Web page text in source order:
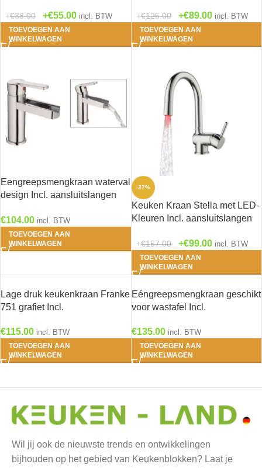
€83.00 €55.00 incl. BTW
TOEVOEGEN AAN
WINKELWAGEN
€125.00 €89.00 incl. BTW
TOEVOEGEN AAN
WINKELWAGEN
Eengreepsmengkraan waterval
design Incl. aansluitslangen
€104.00 incl. BTW
TOEVOEGEN AAN
WINKELWAGEN
-37%
Keuken Kraan Stella met LED-
Kleuren Incl. aansluitslangen
€157.00 €99.00 incl. BTW
TOEVOEGEN AAN
WINKELWAGEN
Lage druk keukenkraan Franke
751 grafiet Incl.
€115.00 incl. BTW
TOEVOEGEN AAN
WINKELWAGEN
Eéngreepsmengkraan geschikt
voor wastafel Incl.
€135.00 incl. BTW
TOEVOEGEN AAN
WINKELWAGEN
Wil jij ook de nieuwste trends en ontwikkelingen
bijhouden op het gebied van Keukenblokken? Laat je